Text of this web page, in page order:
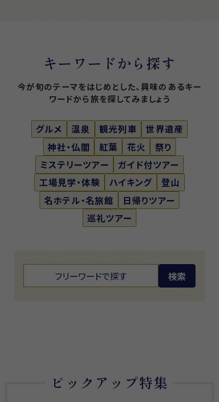
キーワードから探す
今が旬のテーマをはじめとした、興味のあるキー
ワードから旅を探してみましょう
グルメ 温泉 観光列車
世界遺産
神社・仏閣
紅葉 花火
祭り
ミステリーツアー
ガイド付ツアー
工場見学・体験
ハイキング
登山
名ホテル・名旅館
日帰りツアー
巡礼ツアー
検索
ピックアップ特集